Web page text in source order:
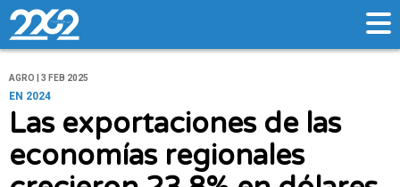
AGRO | 3 FEB 2025
EN 2024
Las exportaciones de las
economías regionales